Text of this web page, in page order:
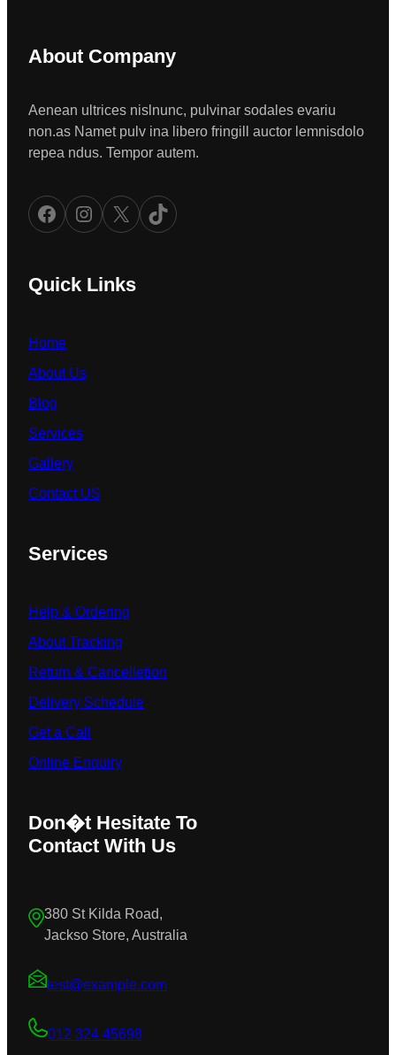
About Company
Aenean ultrices nislnunc, pulvinar sodales evariu
non.as Namet pulv ina libero fringill auctor lemnisdolo
repea ndus. Tempor autem.
Facebook Instagram X TikTok
Quick Links
Home
About Us
Blog
Services
Gallery
Contact US
Services
Help & Ordering
About Tracking
Return & Cancelletion
Delivery Schedule
Get a Call
Online Enquiry
Don�t Hesitate To
Contact With Us
380 St Kilda Road,
Jackso Store, Australia
test@example.com
012 324 45698